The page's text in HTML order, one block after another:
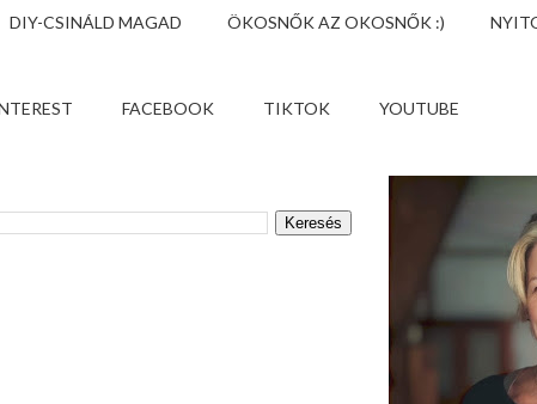
DIY-CSINÁLD MAGAD ÖKOSNŐK AZ OKOSNŐK :)
FACEBOOK TIKTOK YOUTUBE